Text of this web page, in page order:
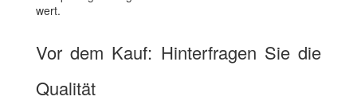
wert.
Vor dem Kauf: Hinterfragen Sie die
Qualität